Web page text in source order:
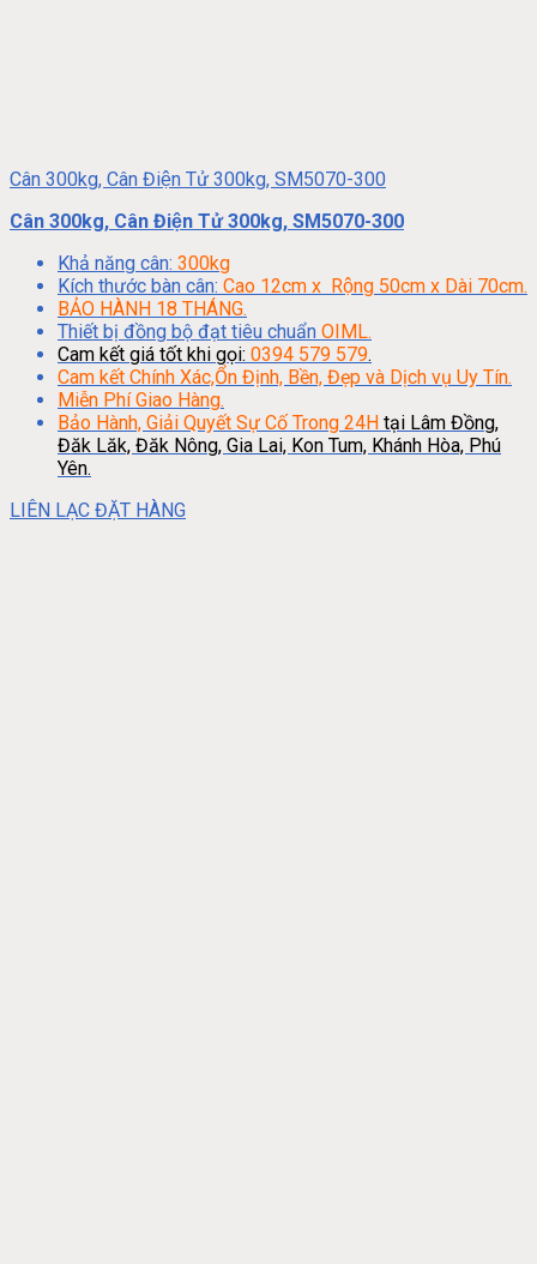
Cân 300kg, Cân Điện Tử 300kg, SM5070-300
Cân 300kg, Cân Điện Tử 300kg, SM5070-300
Khả năng cân: 300kg
Kích thước bàn cân: Cao 12cm x Rộng 50cm x Dài 70cm.
BẢO HÀNH 18 THÁNG.
Thiết bị đồng bộ đạt tiêu chuẩn OIML.
Cam kết giá tốt khi gọi: 0394 579 579.
Cam kết Chính Xác,Ổn Định, Bền, Đẹp và Dịch vụ Uy Tín.
Miễn Phí Giao Hàng.
Bảo Hành, Giải Quyết Sự Cố Trong 24H tại Lâm Đồng,
Đăk Lăk, Đăk Nông, Gia Lai, Kon Tum, Khánh Hòa, Phú
Yên.
LIÊN LẠC ĐẶT HÀNG